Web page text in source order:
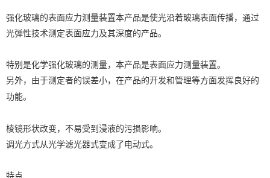
强化玻璃的表面应力测量装置本产品是使光沿着玻璃表面传播，通过
光弹性技术测定表面应力及其深度的产品。
特别是化学强化玻璃的测量，本产品是表面应力测量装置。
另外，由于测定者的误差小，在产品的开发和管理等方面发挥良好的
功能。
棱镜形状改变，不易受到浸液的污损影响。
调光方式从光学滤光器式变成了电动式。
特点